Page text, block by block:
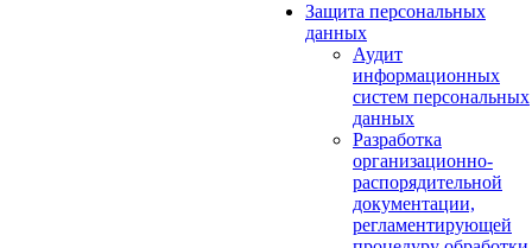
Защита персональных
данных
Аудит
информационных
систем персональных
данных
Разработка
организационно-
распорядительной
документации,
регламентирующей